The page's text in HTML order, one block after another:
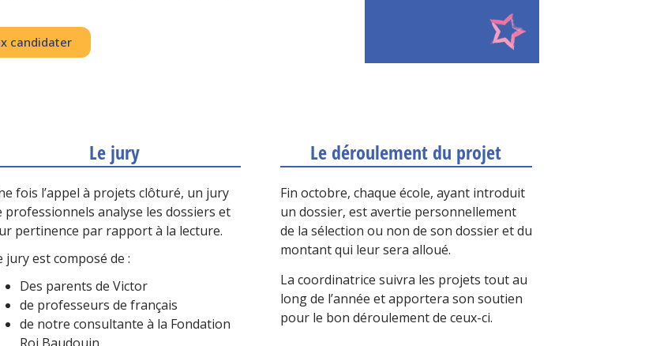
candidater
Le jury
fois l’appel à projets clôturé, un jury
professionnels analyse les dossiers et
pertinence par rapport à la lecture.
jury est composé de :
Des parents de Victor
de professeurs de français
de notre consultante à la Fondation
Le déroulement du projet
Fin octobre, chaque école, ayant introduit
un dossier, est avertie personnellement
de la sélection ou non de son dossier et du
montant qui leur sera alloué.
La coordinatrice suivra les projets tout au
long de l’année et apportera son soutien
pour le bon déroulement de ceux-ci.